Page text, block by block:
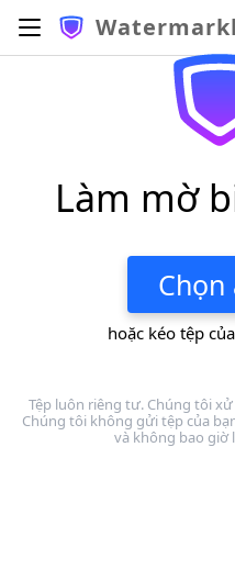
Làm mờ
Chọn
hoặc kéo tệp
Tệp luôn riêng tư. Chúng tôi
Chúng tôi không gửi tệp của
và không bao giờ